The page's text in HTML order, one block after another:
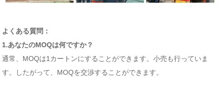
よくある質問：
1.あなたのMOQは何ですか？
通常、MOQは1カートンにすることができます。小売も行っていま
す。したがって、MOQを交渉することができます。